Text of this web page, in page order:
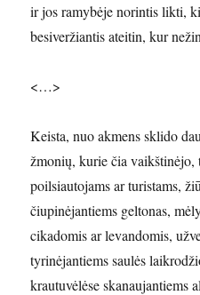
ir jos ramybėje norintis likti,
besiveržiantis ateitin, kur
<…>
Keista, nuo akmens sklido
žmonių, kurie čia vaikštinėjo,
poilsiautojams ar turistams,
čiupinėjantiems geltonas,
cikadomis ar levandomis,
tyrinėjantiems saulės
krautuvėlėse skanaujantiems